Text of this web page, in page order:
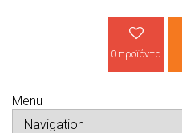
0 προϊόντα
Menu